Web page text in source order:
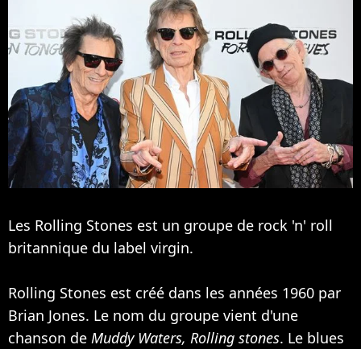
Les Rolling Stones est un groupe de rock 'n' roll
britannique du label virgin.
Rolling Stones est créé dans les années 1960 par
Brian Jones. Le nom du groupe vient d'une
chanson de Muddy Waters, Rolling stones. Le blues